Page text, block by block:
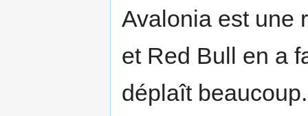
Avalonia est une
et Red Bull en a
déplaît